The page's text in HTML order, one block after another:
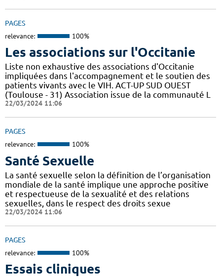
PAGES
relevance: 100%
Les associations sur l'Occitanie
Liste non exhaustive des associations d'Occitanie
impliquées dans l'accompagnement et le soutien des
patients vivants avec le VIH. ACT-UP SUD OUEST
(Toulouse - 31) Association issue de la communauté L
22/03/2024 11:06
PAGES
relevance: 100%
Santé Sexuelle
La santé sexuelle selon la définition de l’organisation
mondiale de la santé implique une approche positive
et respectueuse de la sexualité et des relations
sexuelles, dans le respect des droits sexue
22/03/2024 11:06
PAGES
relevance: 100%
Essais cliniques